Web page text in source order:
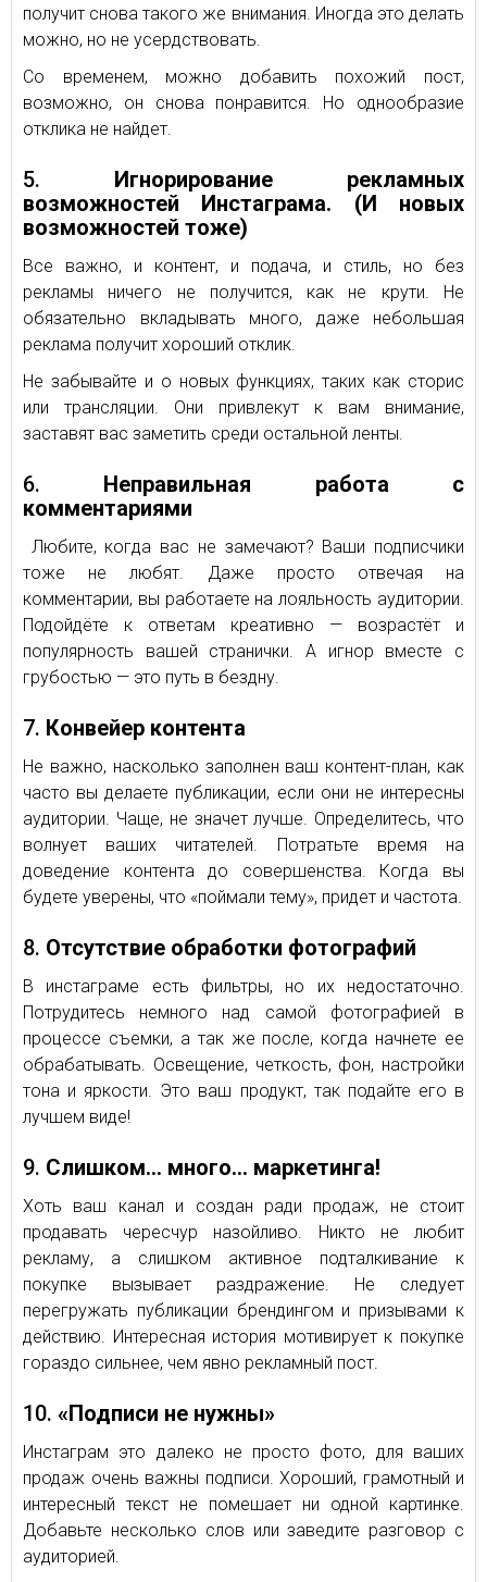
получит снова такого же внимания. Иногда это делать
можно, но не усердствовать.
Со временем, можно добавить похожий пост,
возможно, он снова понравится. Но однообразие
отклика не найдет.
5. Игнорирование рекламных
возможностей Инстаграма. (И новых
возможностей тоже)
Все важно, и контент, и подача, и стиль, но без
рекламы ничего не получится, как не крути. Не
обязательно вкладывать много, даже небольшая
реклама получит хороший отклик.
Не забывайте и о новых функциях, таких как сторис
или трансляции. Они привлекут к вам внимание,
заставят вас заметить среди остальной ленты.
6. Неправильная работа с
комментариями
Любите, когда вас не замечают? Ваши подписчики
тоже не любят. Даже просто отвечая на
комментарии, вы работаете на лояльность аудитории.
Подойдёте к ответам креативно — возрастёт и
популярность вашей странички. А игнор вместе с
грубостью — это путь в бездну.
7. Конвейер контента
Не важно, насколько заполнен ваш контент-план, как
часто вы делаете публикации, если они не интересны
аудитории. Чаще, не значет лучше. Определитесь, что
волнует ваших читателей. Потратьте время на
доведение контента до совершенства. Когда вы
будете уверены, что «поймали тему», придет и частота.
8. Отсутствие обработки фотографий
В инстаграме есть фильтры, но их недостаточно.
Потрудитесь немного над самой фотографией в
процессе съемки, а так же после, когда начнете ее
обрабатывать. Освещение, четкость, фон, настройки
тона и яркости. Это ваш продукт, так подайте его в
лучшем виде!
9. Слишком… много… маркетинга!
Хоть ваш канал и создан ради продаж, не стоит
продавать чересчур назойливо. Никто не любит
рекламу, а слишком активное подталкивание к
покупке вызывает раздражение. Не следует
перегружать публикации брендингом и призывами к
действию. Интересная история мотивирует к покупке
гораздо сильнее, чем явно рекламный пост.
10. «Подписи не нужны»
Инстаграм это далеко не просто фото, для ваших
продаж очень важны подписи. Хороший, грамотный и
интересный текст не помешает ни одной картинке.
Добавьте несколько слов или заведите разговор с
аудиторией.